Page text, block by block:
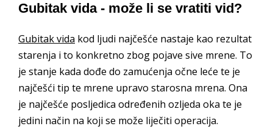
Gubitak vida - može li se vratiti vid?
Gubitak vida kod ljudi najčešće nastaje kao rezultat
starenja i to konkretno zbog pojave sive mrene. To
je stanje kada dođe do zamućenja očne leće te je
najčešći tip te mrene upravo starosna mrena. Ona
je najčešće posljedica određenih ozljeda oka te je
jedini način na koji se može liječiti operacija.